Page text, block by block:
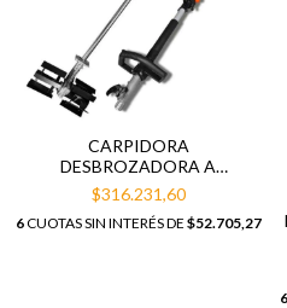
CARPIDORA
DESBROZADORA A
EXPLOSIÓN LUSQTOFF
DBL52-8 52CC
$316.231,60
6CUOTAS SIN INTERÉS DE $52.705,27
6